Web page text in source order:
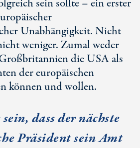
sein sollte – ein erster
Unabhängigkeit. Nicht
weniger. Zumal weder
die USA als
der europäischen
können und wollen.
dass der nächste
Präsident sein Amt